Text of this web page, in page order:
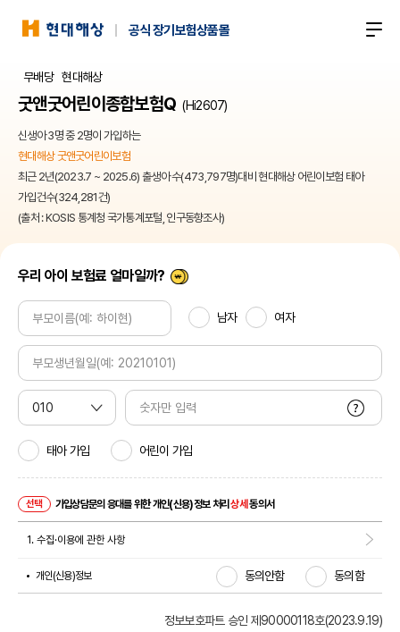
공식 장기보험상품몰
무배당 현대해상
굿앤굿어린이종합보험Q (Hi2607)
신생아 3명 중 2명이 가입하는
현대해상 굿앤굿어린이보험
최근 2년(2023.7 ~ 2025.6) 출생아 수(473,797명)대비 현대해상 어린이보험 태아
가입건수(324,281건)
(출처 : KOSIS 통계청 국가통계포털, 인구동향조사)
우리 아이 보험료 얼마일까?
남자 여자
설명 보기
태아 가입 어린이 가입
선택 가입상담문의 응대를 위한 개인(신용)정보 처리상세 동의서
1. 수집·이용에 관한 사항
개인(신용)정보 동의안함 동의함
(약
팝
)
정보보호파트 승인 제90000118호(2023.9.19)